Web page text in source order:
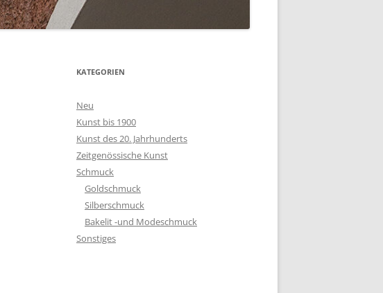
KATEGORIEN
Neu
Kunst bis 1900
Kunst des 20. Jahrhunderts
Zeitgenössische Kunst
Schmuck
Goldschmuck
Silberschmuck
Bakelit -und Modeschmuck
Sonstiges